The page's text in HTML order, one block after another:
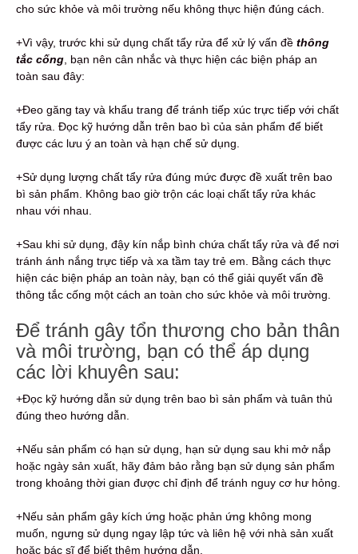
cho sức khỏe và môi trường nếu không thực hiện đúng cách.
+Vì vậy, trước khi sử dụng chất tẩy rửa để xử lý vấn đề thông
tắc cống , bạn nên cân nhắc và thực hiện các biện pháp an
toàn sau đây:
+Đeo găng tay và khẩu trang để tránh tiếp xúc trực tiếp với chất
tẩy rửa. Đọc kỹ hướng dẫn trên bao bì của sản phẩm để biết
được các lưu ý an toàn và hạn chế sử dụng.
+Sử dụng lượng chất tẩy rửa đúng mức được đề xuất trên bao
bì sản phẩm. Không bao giờ trộn các loại chất tẩy rửa khác
nhau với nhau.
+Sau khi sử dụng, đậy kín nắp bình chứa chất tẩy rửa và để nơi
tránh ánh nắng trực tiếp và xa tầm tay trẻ em. Bằng cách thực
hiện các biện pháp an toàn này, bạn có thể giải quyết vấn đề
thông tắc cống một cách an toàn cho sức khỏe và môi trường.
Để tránh gây tổn thương cho bản thân
và môi trường, bạn có thể áp dụng
các lời khuyên sau:
+Đọc kỹ hướng dẫn sử dụng trên bao bì sản phẩm và tuân thủ
đúng theo hướng dẫn.
+Nếu sản phẩm có hạn sử dụng, hạn sử dụng sau khi mở nắp
hoặc ngày sản xuất, hãy đảm bảo rằng bạn sử dụng sản phẩm
trong khoảng thời gian được chỉ định để tránh nguy cơ hư hỏng.
+Nếu sản phẩm gây kích ứng hoặc phản ứng không mong
muốn, ngưng sử dụng ngay lập tức và liên hệ với nhà sản xuất
hoặc bác sĩ để biết thêm hướng dẫn.